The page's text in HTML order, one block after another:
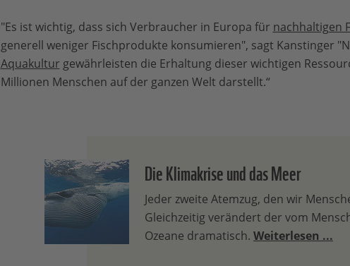
"Es ist wichtig, dass sich Verbraucher in Europa für nachhaltigen
generell weniger Fischprodukte konsumieren", sagt Kanstinger
Aquakultur gewährleisten die Erhaltung dieser wichtigen
Millionen Menschen auf der ganzen Welt darstellt.“
Die Klimakrise und das Meer
Jeder zweite Atemzug, den wir
Gleichzeitig verändert der vom
Ozeane dramatisch. Weiterlesen ...